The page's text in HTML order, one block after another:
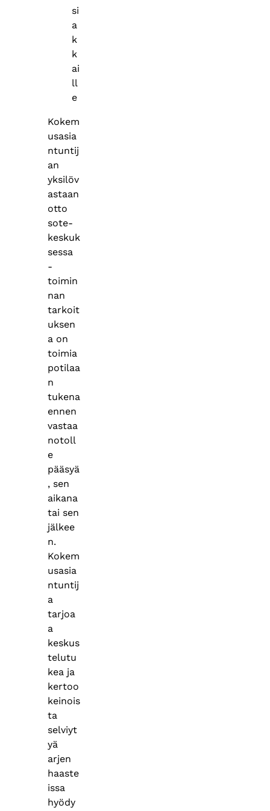
si
a
k
k
ai
ll
e
Kokem
usasia
ntuntij
an
yksilöv
astaan
otto
sote-
keskuk
sessa
-
toimin
nan
tarkoit
uksen
a on
toimia
potilaa
n
tukena
ennen
vastaa
notoll
e
pääsyä
, sen
aikana
tai sen
jälkee
n.
Kokem
usasia
ntuntij
a
tarjoa
a
keskus
telutu
kea ja
kertoo
keinois
ta
selviyt
yä
arjen
haaste
issa
hyödy